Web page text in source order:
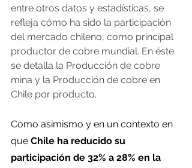
entre otros datos y estadísticas, se
refleja cómo ha sido la participación
del mercado chileno, como principal
productor de cobre mundial. En éste
se detalla la Producción de cobre
mina y la Producción de cobre en
Chile por producto.
Como asimismo y en un contexto en
que Chile ha reducido su
participación de 32% a 28% en la